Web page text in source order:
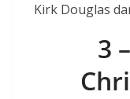
Kirk Douglas
3